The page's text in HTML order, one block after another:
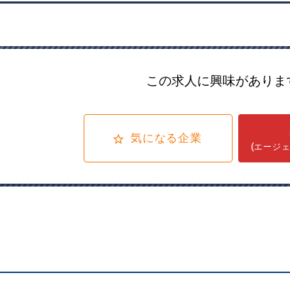
この求人に興味がありま
気になる企業
(エージ